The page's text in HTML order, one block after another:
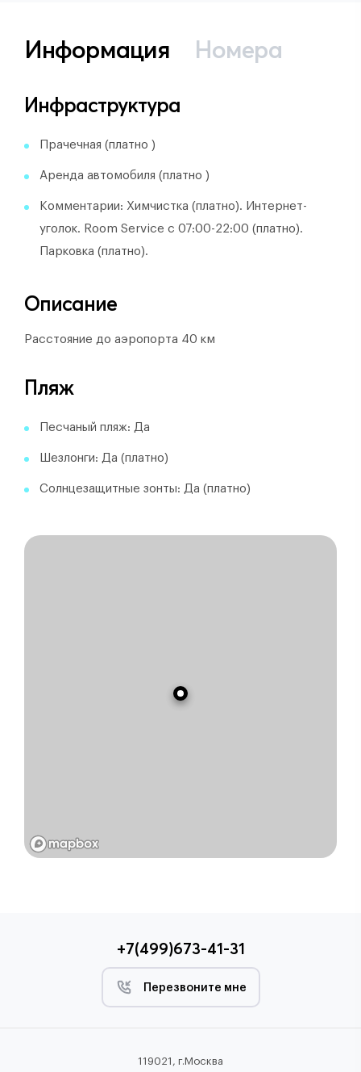
Информация Номера
Инфраструктура
Прачечная (платно )
Аренда автомобиля (платно )
Комментарии: Химчистка (платно). Интернет-
уголок. Room Service с 07:00-22:00 (платно).
Парковка (платно).
Описание
Расстояние до аэропорта 40 км
Пляж
Песчаный пляж: Да
Шезлонги: Да (платно)
Солнцезащитные зонты: Да (платно)
+7(499)673-41-31
Перезвоните мне
119021, г.Москва